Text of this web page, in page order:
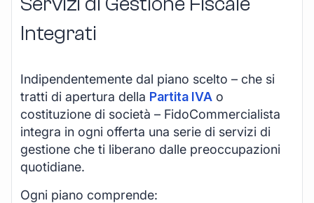
Integrati
Indipendentemente dal piano scelto – che si
tratti di apertura della Partita IVA o
costituzione di società – FidoCommercialista
integra in ogni offerta una serie di servizi di
gestione che ti liberano dalle preoccupazioni
quotidiane.
Ogni piano comprende: